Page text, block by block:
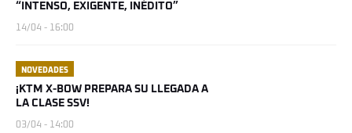
“INTENSO, EXIGENTE, INÉDITO”
14/04 - 16:00
NOVEDADES
¡KTM X-BOW PREPARA SU LLEGADA A
LA CLASE SSV!
03/04 - 14:00